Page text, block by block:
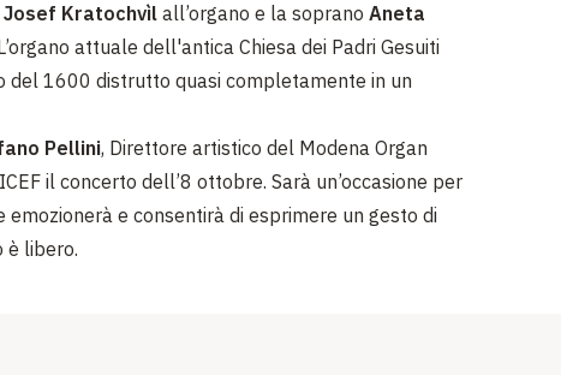
Josef Kratochvìl all’organo e la soprano Aneta
attuale dell'antica Chiesa dei Padri Gesuiti
del 1600 distrutto quasi completamente in un
Pellini, Direttore artistico del Modena Organ
il concerto dell’8 ottobre. Sarà un’occasione per
e consentirà di esprimere un gesto di
è libero.